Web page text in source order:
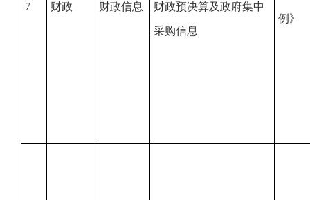
7 财政 财政信息 财政预决算及政府集中
采购信息
例》